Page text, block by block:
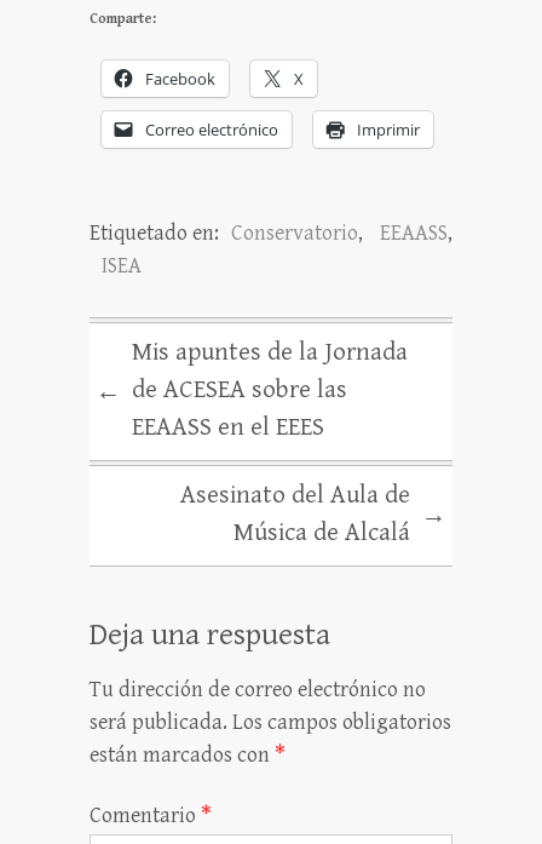
Comparte:
Facebook X
Correo electrónico Imprimir
Etiquetado en: Conservatorio, EEAASS,
ISEA
←
Mis apuntes de la Jornada
de ACESEA sobre las
EEAASS en el EEES
Asesinato del Aula de
Música de Alcalá
→
Deja una respuesta
Tu dirección de correo electrónico no
será publicada. Los campos obligatorios
están marcados con *
Comentario *